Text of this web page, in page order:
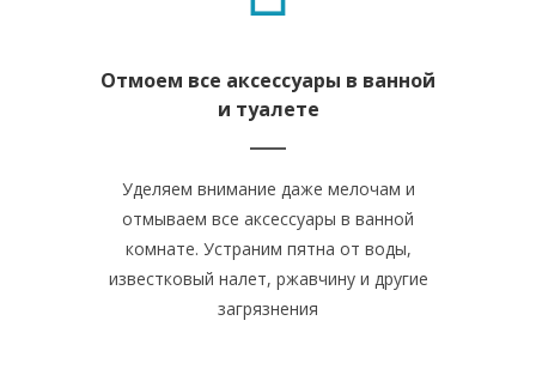
Отмоем все аксессуары в ванной
и туалете
Уделяем внимание даже мелочам и
отмываем все аксессуары в ванной
комнате. Устраним пятна от воды,
известковый налет, ржавчину и другие
загрязнения